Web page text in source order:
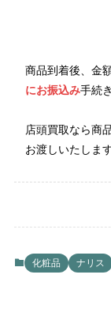
商品到着後、金
にお振込み手続
店頭買取なら商
お渡しいたします
化粧品 ナリス